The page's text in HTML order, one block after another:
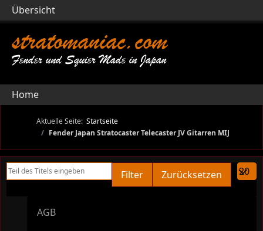
stratomaniac.com
Fender und Squier Made in Japan
Home
Aktuelle Seite: Startseite
Fender Japan Stratocaster Telecaster JV Gitarren MIJ
Teil des Titels eingeben
Filter Zurücksetzen
AGB
Übersicht